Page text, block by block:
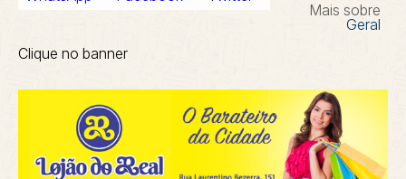
Mais sobre
Geral
Clique no banner